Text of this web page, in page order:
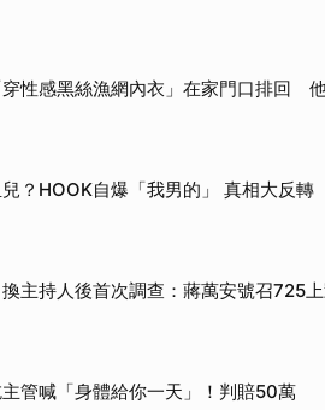
性感黑絲漁網內衣」在家門口排回
？HOOK自爆「我男的」 真相大反轉
主持人後首次調查：蔣萬安號召725
管喊「身體給你一天」！判賠50萬